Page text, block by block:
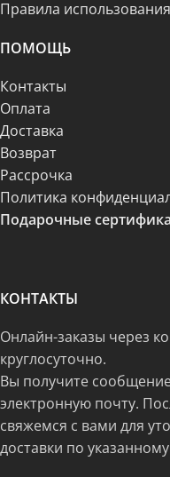
Правила
ПОМОЩЬ
Контакты
Оплата
Доставка
Возврат
Рассрочка
Политика
Подарочные
КОНТАКТЫ
Онлайн-заказы через
круглосуточно.
Вы получите
электронную почту.
свяжемся с вами для
доставки по